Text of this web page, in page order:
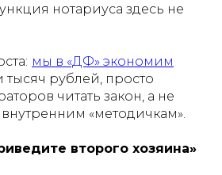
нотариуса здесь не
мы в «ДФ» экономим
тысяч рублей, просто
читать закон, а не
«методичкам».
второго хозяина»